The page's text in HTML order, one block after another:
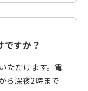
ですか？
ただけます。電
ら深夜2時まで